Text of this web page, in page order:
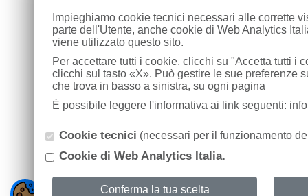
Impieghiamo cookie tecnici necessari alle corrette
parte dell'Utente, anche cookie di Web Analytics
viene utilizzato questo sito.
Per accettare tutti i cookie, clicchi su "Accetta tutti i
clicchi sul tasto «X». Può gestire le sue preferenze
che trova in basso a sinistra, su ogni pagina
È possibile leggere l'informativa ai link seguenti:
Cookie tecnici (necessari per il funzionamento
Cookie di Web Analytics Italia.
Conferma la tua scelta